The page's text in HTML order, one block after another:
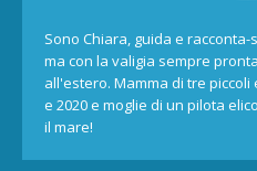
Sono Chiara, guida e
ma con la valigia sempre
all'estero. Mamma di tre piccoli
e 2020 e moglie di un pilota
il mare!